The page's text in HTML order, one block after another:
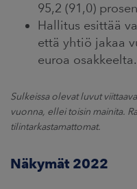
95,2 (91,0)
Hallitus esittää
että yhtiö jakaa
euroa osakkeelta.
Sulkeissa olevat luvut
vuonna, ellei toisin mainita.
tilintarkastamattomat.
Näkymät 2022